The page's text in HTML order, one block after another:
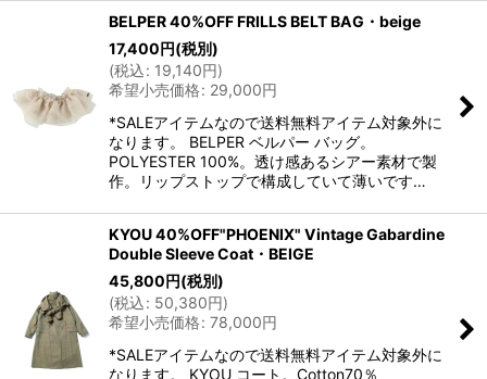
BELPER 40%OFF FRILLS BELT BAG・beige
17,400円(税別)
(税込: 19,140円)
希望小売価格: 29,000円
*SALEアイテムなので送料無料アイテム対象外に
なります。 BELPER ベルパー バッグ。
POLYESTER 100%。透け感あるシアー素材で製
作。リップストップで構成していて薄いです…
KYOU 40%OFF"PHOENIX" Vintage Gabardine
Double Sleeve Coat・BEIGE
45,800円(税別)
(税込: 50,380円)
希望小売価格: 78,000円
*SALEアイテムなので送料無料アイテム対象外に
なります。 KYOU コート。Cotton70％